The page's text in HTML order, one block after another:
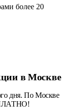
более 20
в Москве
дня. По Москве